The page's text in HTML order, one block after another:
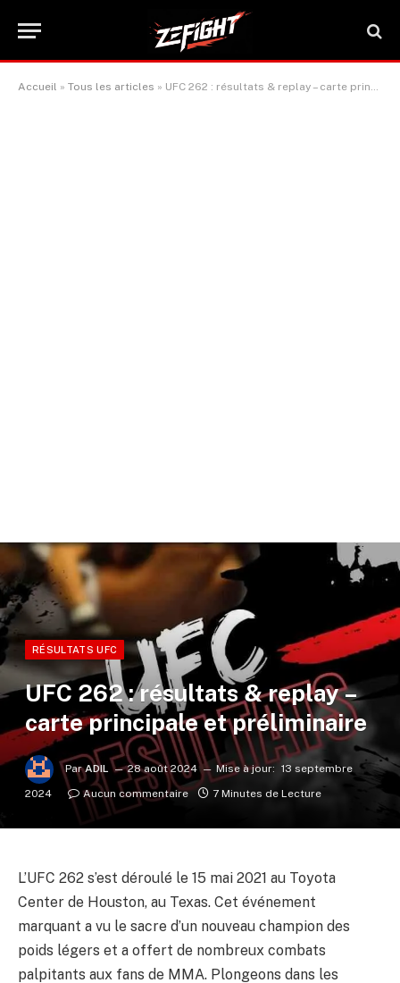
Accueil » Tous les articles » UFC 262 : résultats & replay – carte principale et préliminaire
RÉSULTATS UFC
UFC 262 : résultats & replay –
carte principale et préliminaire
Par ADIL 28 août 2024 Mise à jour: 13 septembre
2024
Aucun commentaire 7 Minutes de Lecture
L’UFC 262 s’est déroulé le 15 mai 2021 au Toyota
Center de Houston, au Texas. Cet événement
marquant a vu le sacre d’un nouveau champion des
poids légers et a offert de nombreux combats
palpitants aux fans de MMA. Plongeons dans les